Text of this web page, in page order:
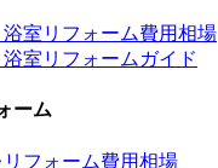
浴室リフォーム費用相場
浴室リフォームガイド
ーム
リフォーム費用相場